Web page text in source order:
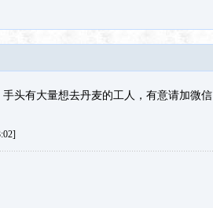
头有大量想去丹麦的工人，有意请加微信